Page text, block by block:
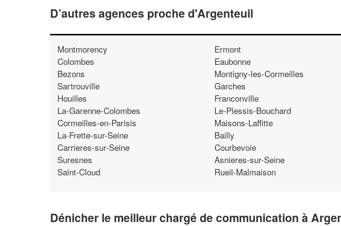
D’autres agences proche d'Argenteuil
Montmorency
Colombes
Bezons
Sartrouville
Houilles
La-Garenne-Colombes
Cormeilles-en-Parisis
La-Frette-sur-Seine
Carrieres-sur-Seine
Suresnes
Saint-Cloud
Ermont
Eaubonne
Montigny-les-Cormeilles
Garches
Franconville
Le-Plessis-Bouchard
Maisons-Laffitte
Bailly
Courbevoie
Asnieres-sur-Seine
Rueil-Malmaison
Dénicher le meilleur chargé de communication à